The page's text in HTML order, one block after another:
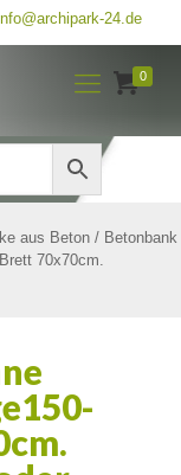
24.de
0
aus Beton / Betonbank
70x70cm.